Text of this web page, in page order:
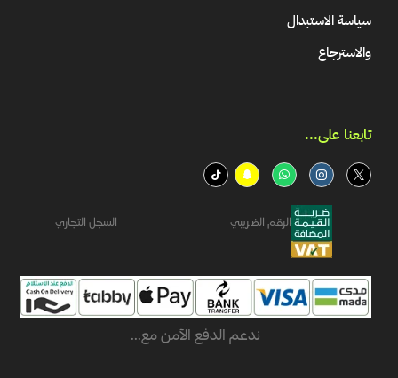
سياسة الاستبدال
والاسترجاع
تابعنا على...​
الرقم الضريبي السجل التجاري
ندعم الدفع الآمن مع...